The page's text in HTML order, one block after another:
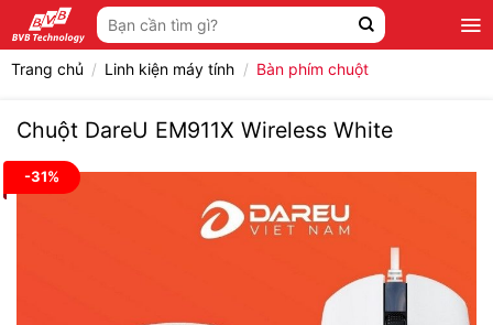
qua
nội
Tìm
kiếm:
Trang chủ / Linh kiện máy tính / Bàn phím chuột
Chuột DareU EM911X Wireless White
-31%